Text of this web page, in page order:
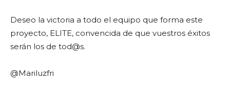
Deseo la victoria a todo el equipo que forma este
proyecto, ELITE, convencida de que vuestros éxitos
serán los de tod@s.
@Mariluzfri